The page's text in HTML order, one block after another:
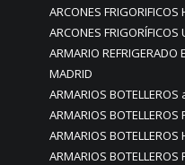
ARCONES FRIGORIFICOS
ARCONES FRIGORÍFICOS
ARMARIO REFRIGERADO
MADRID
ARMARIOS
ARMARIOS BOTELLEROS
ARMARIOS BOTELLEROS
ARMARIOS